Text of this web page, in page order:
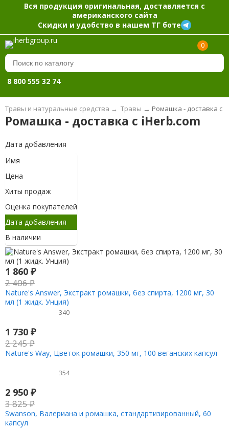
Вся продукция оригинальная, доставляется с
американского сайта
Скидки и удобство в нашем ТГ боте
0
8 800 555 32 74
Травы и натуральные средства → Травы → Ромашка - доставка с
Ромашка - доставка с iHerb.com
Дата добавления
Имя
Цена
Хиты продаж
Оценка покупателей
Дата добавления
В наличии
1 860 ₽
2 406₽
Nature's Answer, Экстракт ромашки, без спирта, 1200 мг, 30
мл (1 жидк. Унция)
340
1 730 ₽
2 245₽
Nature's Way, Цветок ромашки, 350 мг, 100 веганских капсул
354
2 950 ₽
3 825₽
Swanson, Валериана и ромашка, стандартизированный, 60
капсул